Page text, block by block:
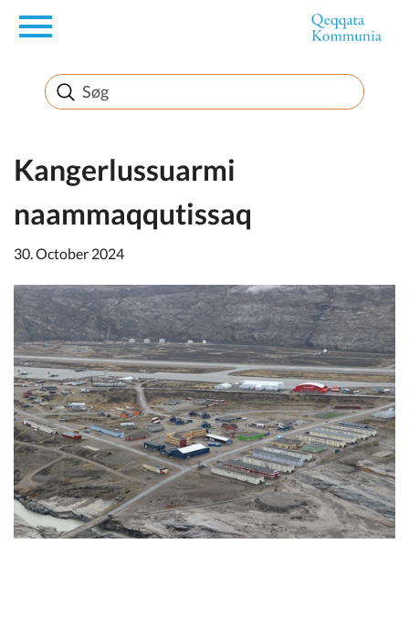
en
Borger
Erhverv
Politik
Kommuneplanen
Om_kommunen
Kangerlussuarmi
naammaqqutissaq
30. October 2024